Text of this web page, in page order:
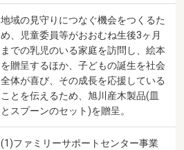
地域の見守りにつなぐ機会をつくるた
め、児童委員等がおおむね生後3ヶ月
までの乳児のいる家庭を訪問し、絵本
を贈呈するほか、子どもの誕生を社会
全体が喜び、その成長を応援している
ことを伝えるため、旭川産木製品(皿
とスプーンのセット)を贈呈。
(1)ファミリーサポートセンター事業